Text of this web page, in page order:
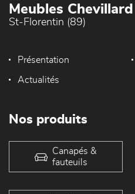
Meubles Chevillard
St-Florentin (89)
Présentation
Actualités
Nos produits
Canapés &
fauteuils